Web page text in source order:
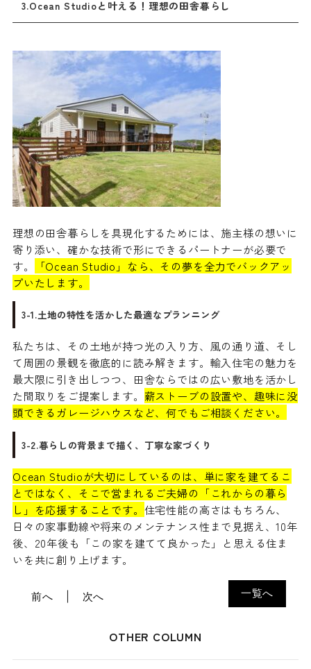
3.Ocean Studioと叶える！理想の田舎暮らし
理想の田舎暮らしを具現化するためには、施主様の想いに
寄り添い、確かな技術で形にできるパートナーが必要で
す。
「Ocean Studio」なら、その夢を全力でバックアッ
プいたします。
3-1.土地の特性を活かした最適なプランニング
私たちは、その土地が持つ光の入り方、風の通り道、そし
て周囲の景観を徹底的に読み解きます。輸入住宅の魅力を
最大限に引き出しつつ、田舎ならではの広い敷地を活かし
た間取りをご提案します。 薪ストーブの設置や、趣味に没
頭できるガレージハウスなど、何でもご相談ください。
3-2.暮らしの背景まで描く、丁寧な家づくり
Ocean Studioが大切にしているのは、単に家を建てるこ
とではなく、そこで営まれるご夫婦の「これからの暮ら
し」を応援することです。 住宅性能の高さはもちろん、
日々の家事動線や将来のメンテナンス性まで見据え、10年
後、20年後も「この家を建てて良かった」と思える住ま
いを共に創り上げます。
一覧へ
前へ 次へ
OTHER COLUMN